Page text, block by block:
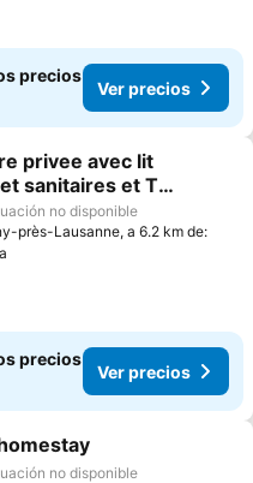
precios
Ver precios
a favoritos
privee avec lit
sanitaires et TV
no disponible
près-Lausanne, a 6.2 km de:
precios
Ver precios
a favoritos
no disponible